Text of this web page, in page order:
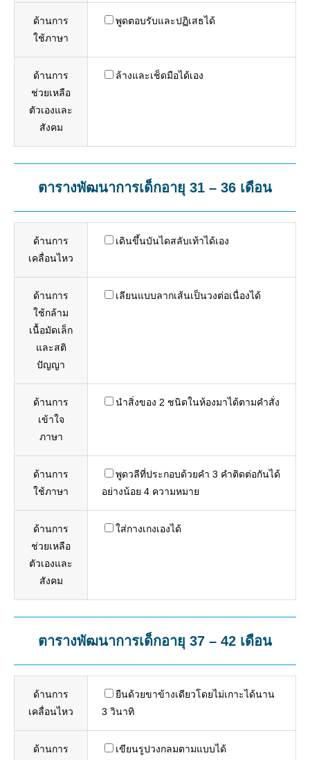
ด้านการ
ใช้ภาษา
พูดตอบรับและปฏิเสธได้
ด้านการ
ช่วยเหลือ
ตัวเองและ
สังคม
ล้างและเช็ดมือได้เอง
ตารางพัฒนาการเด็กอายุ 31 – 36 เดือน
ด้านการ
เคลื่อนไหว
เดินขึ้นบันไดสลับเท้าได้เอง
ด้านการ
ใช้กล้าม
เนื้อมัดเล็ก
และสติ
ปัญญา
เลียนแบบลากเส้นเป็นวงต่อเนื่องได้
ด้านการ
เข้าใจ
ภาษา
นำสิ่งของ 2 ชนิดในห้องมาได้ตามคำสั่ง
ด้านการ
ใช้ภาษา
พูดวลีที่ประกอบด้วยคำ 3 คำติดต่อกันได้
อย่างน้อย 4 ความหมาย
ด้านการ
ช่วยเหลือ
ตัวเองและ
สังคม
ใส่กางเกงเองได้
ตารางพัฒนาการเด็กอายุ 37 – 42 เดือน
ด้านการ
เคลื่อนไหว
ยืนด้วยขาข้างเดียวโดยไม่เกาะได้นาน
3 วินาทิ
ด้านการ
เขียนรูปวงกลมตามแบบได้